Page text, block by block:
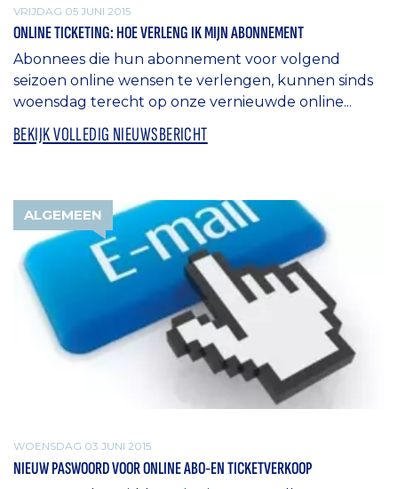
VRIJDAG 05 JUNI 2015
ONLINE TICKETING: HOE VERLENG IK MIJN ABONNEMENT
Abonnees die hun abonnement voor volgend
seizoen online wensen te verlengen, kunnen sinds
woensdag terecht op onze vernieuwde online...
BEKIJK VOLLEDIG NIEUWSBERICHT
ALGEMEEN
WOENSDAG 03 JUNI 2015
NIEUW PASWOORD VOOR ONLINE ABO-EN TICKETVERKOOP